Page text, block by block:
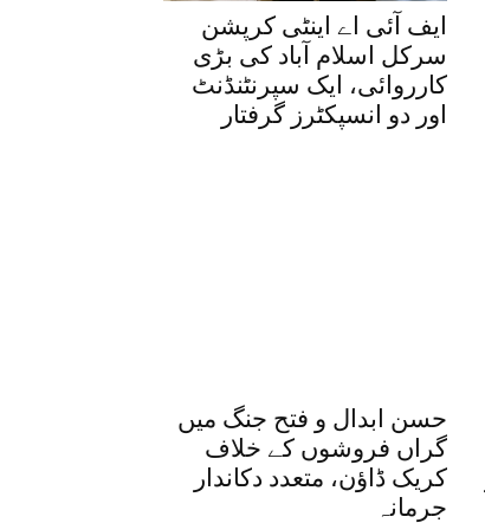
ایف آئی اے اینٹی کرپشن
سرکل اسلام آباد کی بڑی
کارروائی، ایک سپرنٹنڈنٹ
اور دو انسپکٹرز گرفتار
حسن ابدال و فتح جنگ میں
گراں فروشوں کے خلاف
کریک ڈاؤن، متعدد دکاندار
جرمانہ